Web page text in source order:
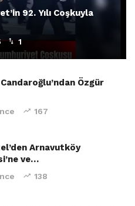
92. Yılı Coşkuyla
1
Özgür
167
Arnavutköy
ve…
138